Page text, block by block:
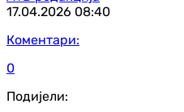
17.04.2026 08:40
Коментари:
0
Подијели: